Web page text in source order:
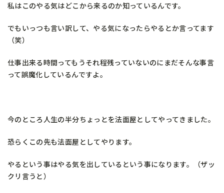
私はこのやる気はどこから来るのか知っているんです。
でもいっつも言い訳して、やる気になったらやるとか言ってます
（笑）
仕事出来る時間ってもうそれ程残っていないのにまだそんな事言
って誤魔化しているんですよ。
今のところ人生の半分ちょっとを法面屋としてやってきました。
恐らくこの先も法面屋としてやります。
やるという事はやる気を出しているという事になります。（ザッ
クリ言うと）